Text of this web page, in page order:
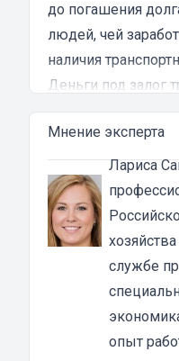
до погашения
людей, чей
наличия
Деньги под залог
Тайге
Собирать
банковского
рассмотрения
занятие. Если
процесс, ей стоит
возможность
который выдаст
денежных
В каких случаях
Мнение эксперта
Лариса
службе
опыт